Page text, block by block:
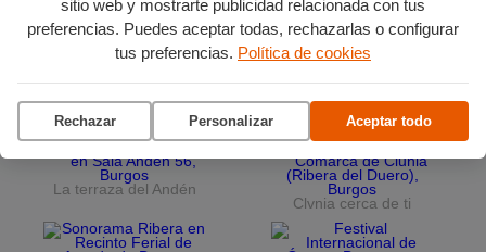
sitio web y mostrarte publicidad relacionada con tus
preferencias. Puedes aceptar todas, rechazarlas o configurar
tus preferencias. Política de cookies
Rechazar Personalizar Aceptar todo
Planes en agostopor Burgos
Ciclo de conciertos en el
Museo del Retablo
La terraza del Andén
Clvnia cerca de ti